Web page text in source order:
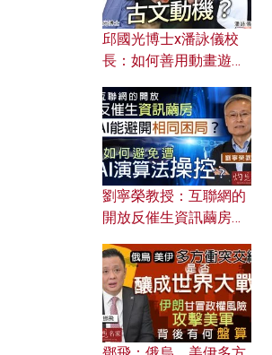
邱國光博士x潘詠儀校
長：如何善用動畫遊戲
劉寧榮教授：互聯網的
開放反催生資訊繭房，
何避免遭AI演算法操
控？